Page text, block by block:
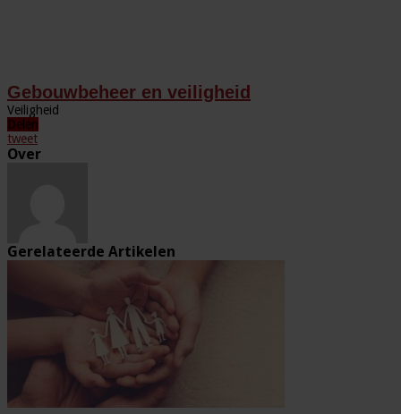
Gebouwbeheer en veiligheid
Veiligheid
Delen
tweet
Over
Gerelateerde Artikelen